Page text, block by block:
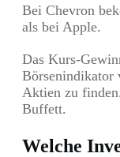
Bei Chevron
als bei Apple.
Das Kurs-
Börsenindikator
Aktien zu
Buffett.
Welche